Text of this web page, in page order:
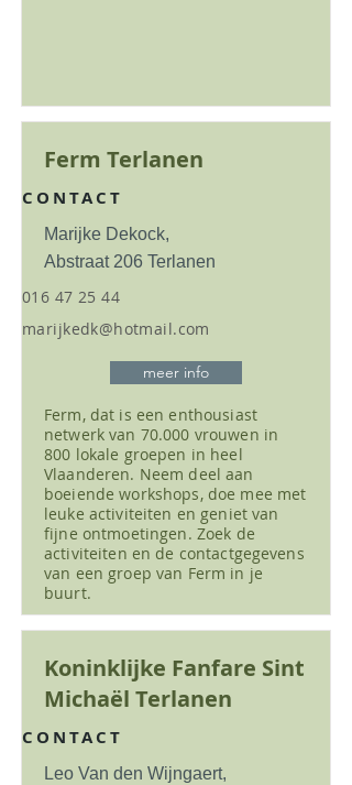
Ferm Terlanen
CONTACT
Marijke Dekock,
Abstraat 206 Terlanen
016 47 25 44
marijkedk@hotmail.com
meer info
Ferm, dat is een enthousiast
netwerk van 70.000 vrouwen in
800 lokale groepen in heel
Vlaanderen. Neem deel aan
boeiende workshops, doe mee met
leuke activiteiten en geniet van
fijne ontmoetingen. Zoek de
activiteiten en de contactgegevens
van een groep van Ferm in je
buurt.
Koninklijke Fanfare Sint
Michaël Terlanen
CONTACT
Leo Van den Wijngaert,